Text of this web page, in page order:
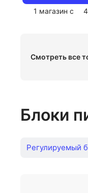
1 магазин с
Смотреть все
Блоки
Регулируемый